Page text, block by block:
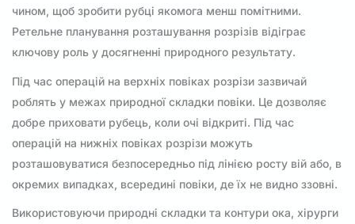
чином, щоб зробити рубці якомога менш помітними.
Ретельне планування розташування розрізів відіграє
ключову роль у досягненні природного результату.
Під час операцій на верхніх повіках розрізи зазвичай
роблять у межах природної складки повіки. Це дозволяє
добре приховати рубець, коли очі відкриті. Під час
операцій на нижніх повіках розрізи можуть
розташовуватися безпосередньо під лінією росту вій або, в
окремих випадках, всередині повіки, де їх не видно ззовні.
Використовуючи природні складки та контури ока, хірурги